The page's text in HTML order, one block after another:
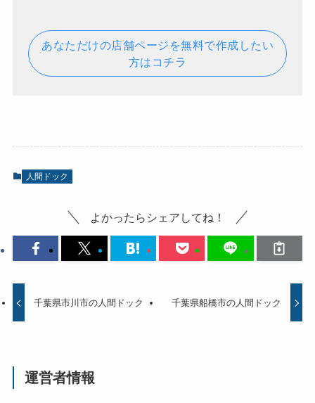
あなただけの店舗ページを無料で作成したい
方はコチラ
人間ドック
よかったらシェアしてね！
千葉県市川市の人間ドック 千葉県船橋市の人間ドック
運営者情報